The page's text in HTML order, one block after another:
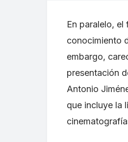
En paralelo,
conocimiento
embargo,
presentación
Antonio
que incluye la